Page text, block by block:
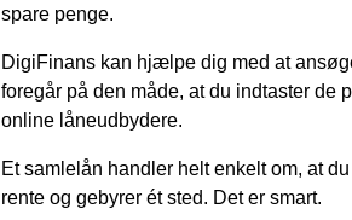
spare penge.
DigiFinans kan hjælpe dig med at
foregår på den måde, at du indtaster de
online låneudbydere.
Et samlelån handler helt enkelt om, at
rente og gebyrer ét sted. Det er smart.